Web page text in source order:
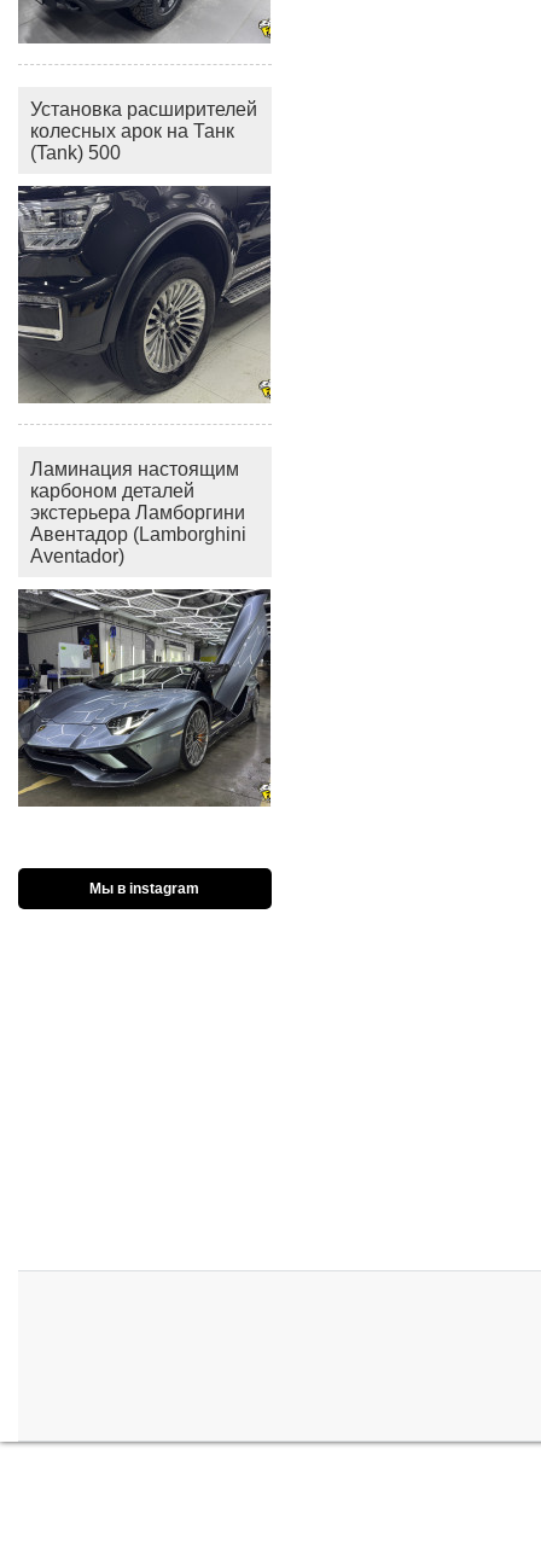
Установка расширителей
колесных арок на Танк
(Tank) 500
Ламинация настоящим
карбоном деталей
экстерьера Ламборгини
Авентадор (Lamborghini
Aventador)
Мы в instagram